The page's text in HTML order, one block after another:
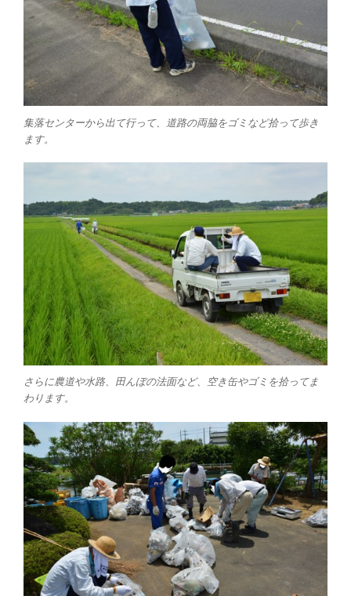
集落センターから出て行って、道路の両脇をゴミなど拾って歩き
ます。
さらに農道や水路、田んぼの法面など、空き缶やゴミを拾ってま
わります。